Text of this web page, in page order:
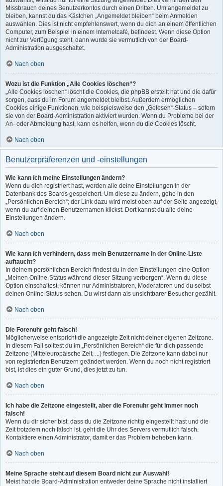
Missbrauch deines Benutzerkontos durch einen Dritten. Um angemeldet zu
bleiben, kannst du das Kästchen „Angemeldet bleiben“ beim Anmelden
auswählen. Dies ist nicht empfehlenswert, wenn du dich an einem öffentlichen
Computer, zum Beispiel in einem Internetcafé, befindest. Wenn diese Option
nicht zur Verfügung steht, dann wurde sie vermutlich von der Board-
Administration ausgeschaltet.
Nach oben
Wozu ist die Funktion „Alle Cookies löschen“?
„Alle Cookies löschen“ löscht die Cookies, die phpBB erstellt hat und die dafür
sorgen, dass du im Forum angemeldet bleibst. Außerdem ermöglichen
Cookies einige Funktionen, wie beispielsweise den „Gelesen“-Status – sofern
sie von der Board-Administration aktiviert wurden. Wenn du Probleme bei der
An- oder Abmeldung hast, kann es helfen, wenn du die Cookies löscht.
Nach oben
Benutzerpräferenzen und -einstellungen
Wie kann ich meine Einstellungen ändern?
Wenn du dich registriert hast, werden alle deine Einstellungen in der
Datenbank des Boards gespeichert. Um diese zu ändern, gehe in den
„Persönlichen Bereich“; der Link dazu wird meist oben auf der Seite angezeigt,
wenn du auf deinen Benutzernamen klickst. Dort kannst du alle deine
Einstellungen ändern.
Nach oben
Wie kann ich verhindern, dass mein Benutzername in der Online-Liste
auftaucht?
In deinem persönlichen Bereich findest du in den Einstellungen eine Option
„Meinen Online-Status während dieser Sitzung verbergen“. Wenn du diese
Option einschaltest, können nur Administratoren, Moderatoren und du selbst
deinen Online-Status sehen. Du wirst dann als unsichtbarer Besucher gezählt.
Nach oben
Die Forenuhr geht falsch!
Möglicherweise entspricht die angezeigte Zeit nicht deiner eigenen Zeitzone.
In diesem Fall solltest du im „Persönlichen Bereich“ die für dich passende
Zeitzone (Mitteleuropäische Zeit, ...) festlegen. Die Zeitzone kann dabei nur
von registrierten Benutzern geändert werden. Wenn du noch nicht registriert
bist, ist dies ein guter Grund, dies jetzt zu tun.
Nach oben
Ich habe die Zeitzone eingestellt, aber die Forenuhr geht immer noch
falsch!
Wenn du dir sicher bist, dass du die Zeitzone richtig eingestellt hast und die
Zeit trotzdem noch falsch ist, geht die Uhr des Servers vermutlich falsch.
Kontaktiere einen Administrator, damit er das Problem beheben kann.
Nach oben
Meine Sprache steht auf diesem Board nicht zur Auswahl!
Meist hat die Board-Administration entweder deine Sprache nicht installiert